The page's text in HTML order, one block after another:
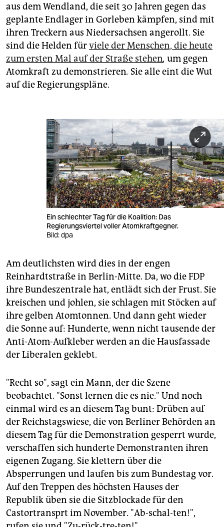
aus dem Wendland, die seit 30 Jahren gegen das
geplante Endlager in Gorleben kämpfen, sind mit
ihren Treckern aus Niedersachsen angerollt. Sie
sind die Helden fürviele der Menschen, die heute
zum ersten Mal auf der Straße stehen, um gegen
Atomkraft zu demonstrieren. Sie alle eint die Wut
auf die Regierungspläne.
Ein schlechter Tag für die Koalition: Das
Regierungsviertel voller Atomkraftgegner.
Bild: dpa
Am deutlichsten wird dies in der engen
Reinhardtstraße in Berlin-Mitte. Da, wo die FDP
ihre Bundeszentrale hat, entlädt sich der Frust. Sie
kreischen und johlen, sie schlagen mit Stöcken auf
ihre gelben Atomtonnen. Und dann geht wieder
die Sonne auf: Hunderte, wenn nicht tausende der
Anti-Atom-Aufkleber werden an die Hausfassade
der Liberalen geklebt.
"Recht so", sagt ein Mann, der die Szene
beobachtet. "Sonst lernen die es nie." Und noch
einmal wird es an diesem Tag bunt: Drüben auf
der Reichstagswiese, die von Berliner Behörden an
diesem Tag für die Demonstration gesperrt wurde,
verschaffen sich hunderte Demonstranten ihren
eigenen Zugang. Sie klettern über die
Absperrungen und laufen bis zum Bundestag vor.
Auf den Treppen des höchsten Hauses der
Republik üben sie die Sitzblockade für den
Castortransprt im November. "Ab-schal-ten!",